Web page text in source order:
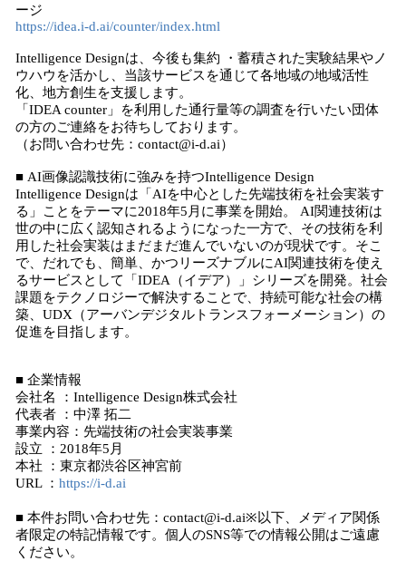
ージ
https://idea.i-d.ai/counter/index.html
Intelligence Designは、今後も集約 ・蓄積された実験結果やノ
ウハウを活かし、当該サービスを通じて各地域の地域活性
化、地方創生を支援します。
「IDEA counter」を利用した通行量等の調査を行いたい団体
の方のご連絡をお待ちしております。
（お問い合わせ先：contact@i-d.ai）
■ AI画像認識技術に強みを持つIntelligence Design
Intelligence Designは「AIを中心とした先端技術を社会実装す
る」ことをテーマに2018年5月に事業を開始。 AI関連技術は
世の中に広く認知されるようになった一方で、その技術を利
用した社会実装はまだまだ進んでいないのが現状です。そこ
で、だれでも、簡単、かつリーズナブルにAI関連技術を使え
るサービスとして「IDEA（イデア）」シリーズを開発。社会
課題をテクノロジーで解決することで、持続可能な社会の構
築、UDX（アーバンデジタルトランスフォーメーション）の
促進を目指します。
■ 企業情報
会社名 ：Intelligence Design株式会社
代表者 ：中澤 拓二
事業内容：先端技術の社会実装事業
設立 ：2018年5月
本社 ：東京都渋谷区神宮前
URL ： https://i-d.ai
■ 本件お問い合わせ先：contact@i-d.ai※以下、メディア関係
者限定の特記情報です。個人のSNS等での情報公開はご遠慮
ください。